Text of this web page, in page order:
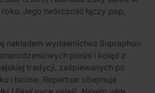
Jego twórczość łączy pop,
nakładem wydawnictwa Supraphon
pieśni i kolęd z
tradycji, zaśpiewanych po
i łacinie. Repertuar obejmuje